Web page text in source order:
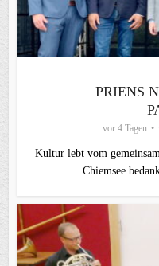
PRIENS
vor 4 Tagen
Kultur lebt vom
Chiemsee